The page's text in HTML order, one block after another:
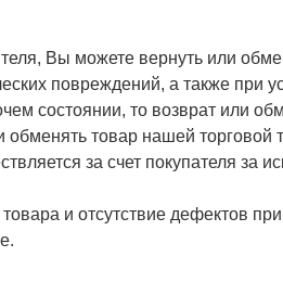
Вы можете вернуть или
повреждений, а также
состоянии, то возврат или
товар нашей
за счет покупателя за
и отсутствие дефектов